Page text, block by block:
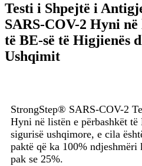
Testi i Shpejtë i
SARS-COV-2 Hyni
të BE-së të Higjienës
Ushqimit
StrongStep® SARS-COV-2
Hyni në listën e përbashkët të
sigurisë ushqimore, e cila
paktë që ka 100%
pak se 25%.